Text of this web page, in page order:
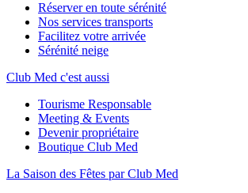
Réserver en toute sérénité
Nos services transports
Facilitez votre arrivée
Sérénité neige
Club Med c'est aussi
Tourisme Responsable
Meeting & Events
Devenir propriétaire
Boutique Club Med
La Saison des Fêtes par Club Med